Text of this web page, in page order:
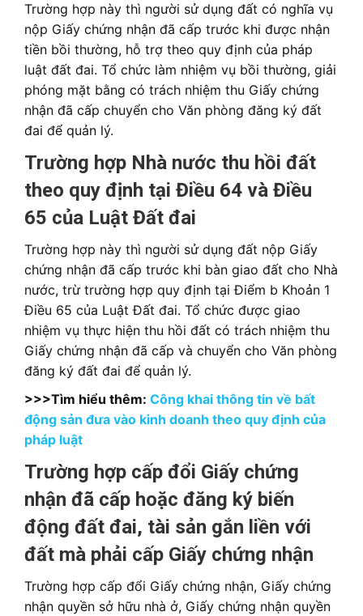
Trường hợp này thì người sử dụng đất có nghĩa vụ
nộp Giấy chứng nhận đã cấp trước khi được nhận
tiền bồi thường, hỗ trợ theo quy định của pháp
luật đất đai. Tổ chức làm nhiệm vụ bồi thường, giải
phóng mặt bằng có trách nhiệm thu Giấy chứng
nhận đã cấp chuyển cho Văn phòng đăng ký đất
đai để quản lý.
Trường hợp Nhà nước thu hồi đất
theo quy định tại Điều 64 và Điều
65 của Luật Đất đai
Trường hợp này thì người sử dụng đất nộp Giấy
chứng nhận đã cấp trước khi bàn giao đất cho Nhà
nước, trừ trường hợp quy định tại Điểm b Khoản 1
Điều 65 của Luật Đất đai. Tổ chức được giao
nhiệm vụ thực hiện thu hồi đất có trách nhiệm thu
Giấy chứng nhận đã cấp và chuyển cho Văn phòng
đăng ký đất đai để quản lý.
>>>Tìm hiểu thêm: Công khai thông tin về bất
động sản đưa vào kinh doanh theo quy định của
pháp luật
Trường hợp cấp đổi Giấy chứng
nhận đã cấp hoặc đăng ký biến
động đất đai, tài sản gắn liền với
đất mà phải cấp Giấy chứng nhận
Trường hợp cấp đổi Giấy chứng nhận, Giấy chứng
nhận quyền sở hữu nhà ở, Giấy chứng nhận quyền